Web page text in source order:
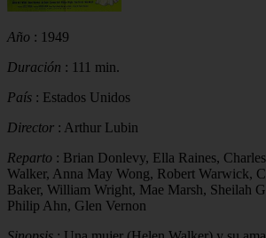
Año : 1949
Duración : 111 min.
País : Estados Unidos
Director : Arthur Lubin
Reparto : Brian Donlevy, Ella Raines,
Walker, Anna May Wong, Robert Warwick,
Baker, William Wright, Mae Marsh, Sheilah
Philip Ahn, Glen Vernon